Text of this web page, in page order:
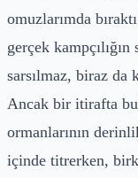
omuzlarımda
gerçek
sarsılmaz, biraz da
Ancak bir itirafta
ormanlarının
içinde titrerken,